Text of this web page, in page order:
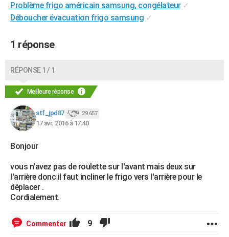
S'inscrire
Se connecter
Lycées
Collèges
Primaires
Universités
Entreprises
Service militaire
Avis de recherche
AVIS DE DÉCÈS
Problème frigo américain samsung, congélateur ✓
Déboucher évacuation frigo samsung ✓
1 réponse
RÉPONSE 1 / 1
Meilleure réponse
stf_jpd87 29 657
17 avr. 2016 à 17:40
Bonjour
vous n'avez pas de roulette sur l'avant mais deux sur
l'arrière donc il faut incliner le frigo vers l'arrière pour le
déplacer .
Cordialement.
Commenter 9